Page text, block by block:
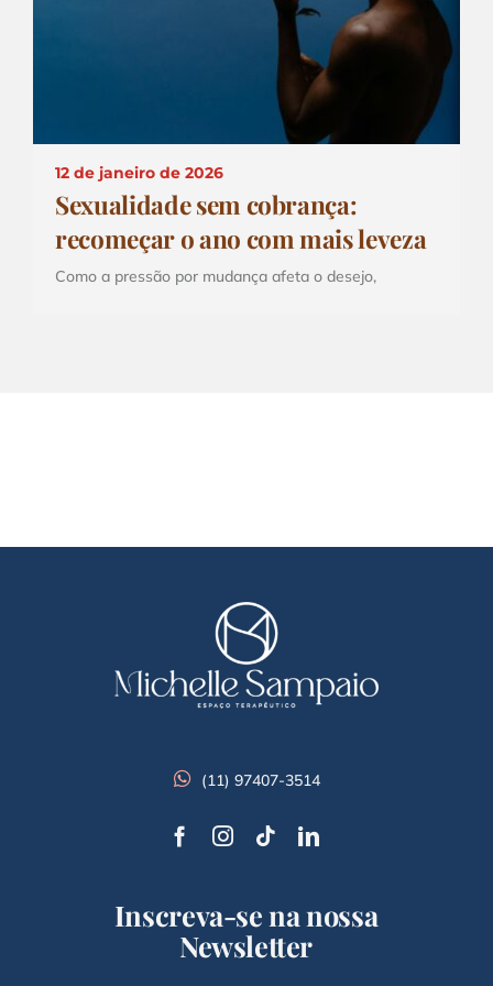
12 de janeiro de 2026
Sexualidade sem cobrança:
recomeçar o ano com mais leveza
Como a pressão por mudança afeta o desejo,
(11) 97407-3514
Inscreva-se na nossa
Newsletter